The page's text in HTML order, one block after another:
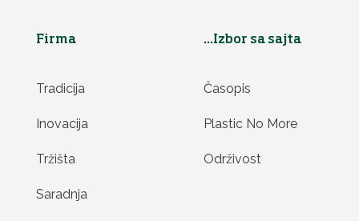
Firma
Tradicija
Inovacija
Tržišta
Saradnja
...Izbor sa sajta
Časopis
Plastic No More
Održivost